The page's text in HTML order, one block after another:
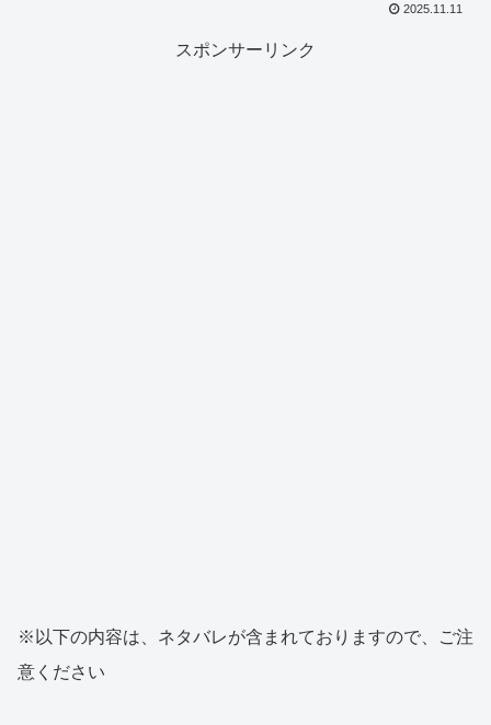
2025.11.11
スポンサーリンク
※以下の内容は、ネタバレが含まれておりますので、ご注
意ください